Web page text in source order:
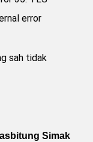
error
sah tidak
Simak